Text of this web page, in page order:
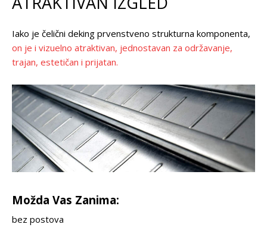
Iako je čelični deking prvenstveno strukturna komponenta,
on je i vizuelno atraktivan, jednostavan za održavanje,
trajan, estetičan i prijatan.
Možda Vas Zanima:
bez postova